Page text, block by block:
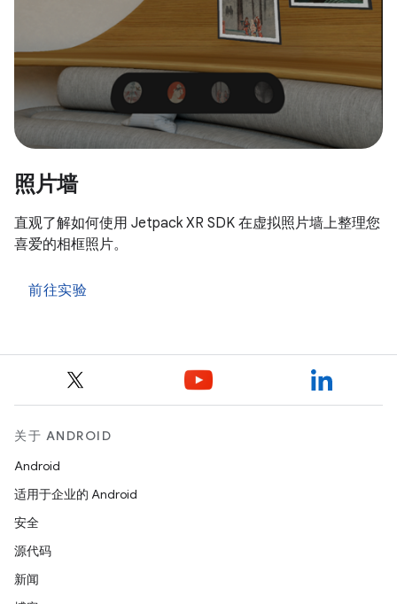
照片墙
直观了解如何使用 Jetpack XR SDK 在虚拟照片墙上整理您
喜爱的相框照片。
前往实验
关于 ANDROID
Android
适用于企业的 Android
安全
源代码
新闻